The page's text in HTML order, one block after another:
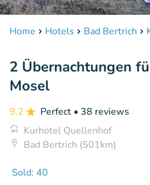
Home Hotels Bad Bertrich
2 Übernachtungen
Mosel
9.2 Perfect • 38 reviews
Kurhotel Quellenhof
Bad Bertrich (501km)
Sold: 40